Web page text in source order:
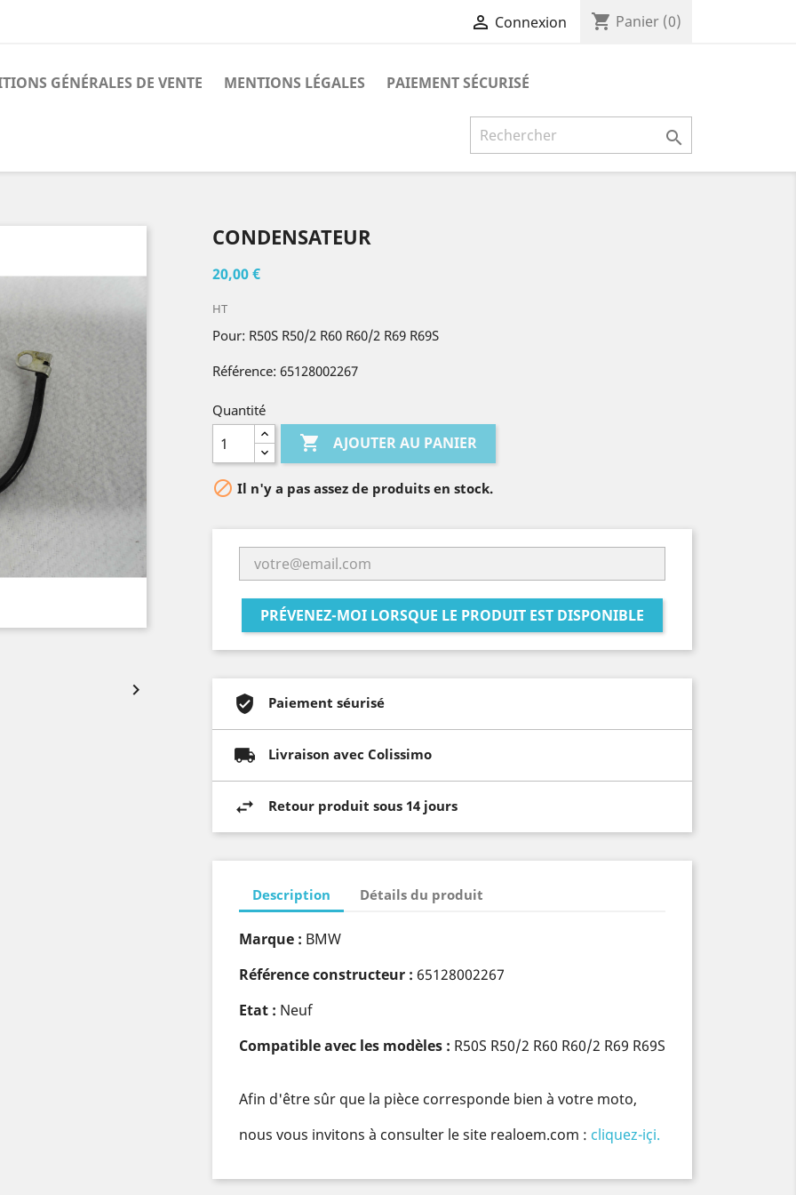
 Connexion shopping_cart Panier (0)
GÉNÉRALES DE VENTE MENTIONS LÉGALES PAIEMENT SÉCURISÉ


CONDENSATEUR
20,00 €
HT
Pour: R50S R50/2 R60 R60/2 R69 R69S
Référence: 65128002267
Quantité
 AJOUTER AU PANIER
 Il n'y a pas assez de produits en stock.
PRÉVENEZ-MOI LORSQUE LE PRODUIT EST DISPONIBLE
Paiement séurisé
Livraison avec Colissimo
Retour produit sous 14 jours
Description Détails du produit
Marque : BMW
Référence constructeur : 65128002267
Etat : Neuf
Compatible avec les modèles : R50S R50/2 R60 R60/2 R69 R69S
Afin d'être sûr que la pièce corresponde bien à votre moto,
nous vous invitons à consulter le site realoem.com : cliquez-içi.